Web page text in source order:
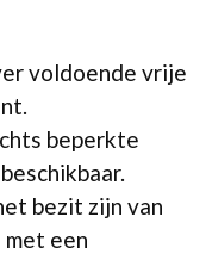
voldoende vrije
beperkte
bezit zijn van
een